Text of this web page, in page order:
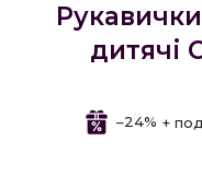
дитячі
–24%